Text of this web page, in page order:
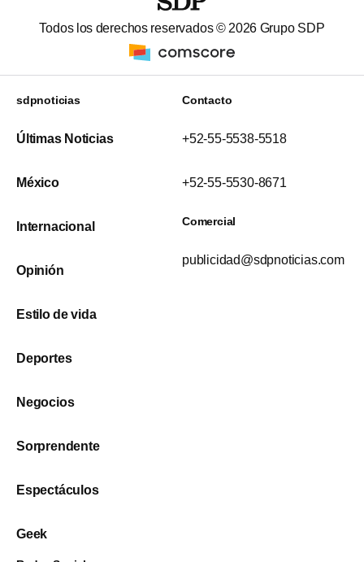
Todos los derechos reservados ©2026 Grupo SDP
sdpnoticias
Últimas Noticias
México
Internacional
Opinión
Estilo de vida
Deportes
Negocios
Sorprendente
Espectáculos
Geek
Contacto
+52-55-5538-5518
+52-55-5530-8671
Comercial
publicidad@sdpnoticias.com